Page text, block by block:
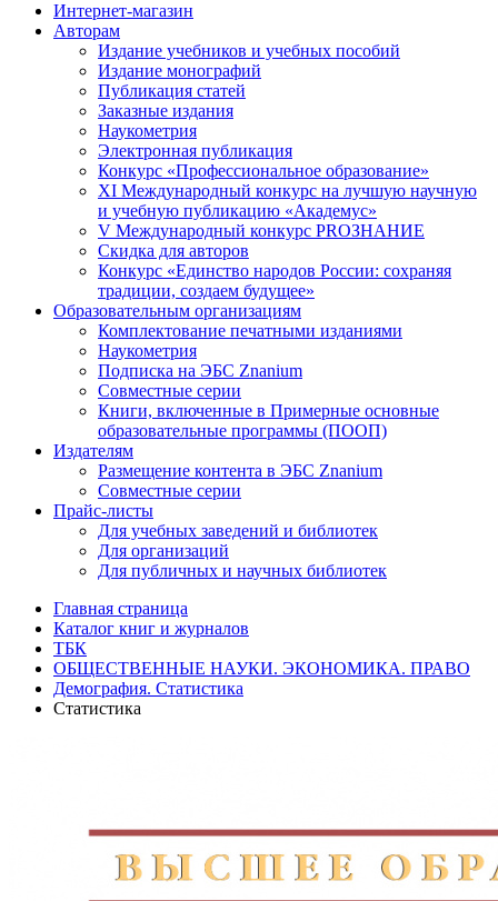
Интернет-магазин
Авторам
Издание учебников и учебных пособий
Издание монографий
Публикация статей
Заказные издания
Наукометрия
Электронная публикация
Конкурс «Профессиональное образование»
XI Международный конкурс на лучшую научную
и учебную публикацию «Академус»
V Международный конкурс PROЗНАНИЕ
Скидка для авторов
Конкурс «Единство народов России: сохраняя
традиции, создаем будущее»
Образовательным организациям
Комплектование печатными изданиями
Наукометрия
Подписка на ЭБС Znanium
Совместные серии
Книги, включенные в Примерные основные
образовательные программы (ПООП)
Издателям
Размещение контента в ЭБС Znanium
Совместные серии
Прайс-листы
Для учебных заведений и библиотек
Для организаций
Для публичных и научных библиотек
Главная страница
Каталог книг и журналов
ТБК
ОБЩЕСТВЕННЫЕ НАУКИ. ЭКОНОМИКА. ПРАВО
Демография. Статистика
Статистика